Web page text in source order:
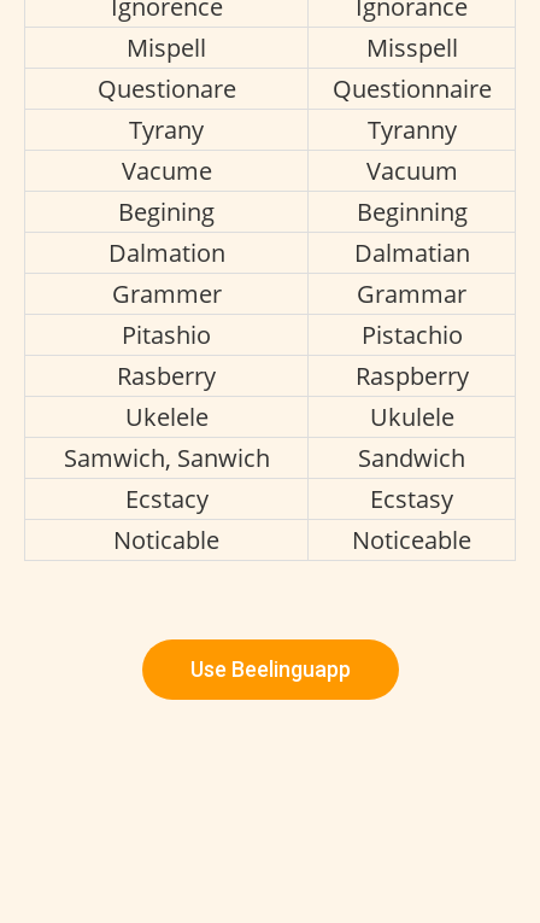
Ignorence
Ignorance
Mispell
Misspell
Questionare
Questionnaire
Tyrany
Tyranny
Vacume
Vacuum
Begining
Beginning
Dalmation
Dalmatian
Grammer
Grammar
Pitashio
Pistachio
Rasberry
Raspberry
Ukelele
Ukulele
Samwich, Sanwich
Sandwich
Ecstacy
Ecstasy
Noticable
Noticeable
Use Beelinguapp